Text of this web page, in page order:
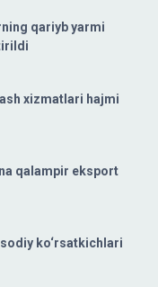
qariyb yarmi
xizmatlari hajmi
qalampir eksport
ko‘rsatkichlari